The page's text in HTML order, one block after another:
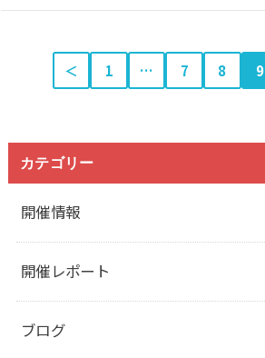
＜ 1 … 7 8 9
カテゴリー
開催情報
開催レポート
ブログ